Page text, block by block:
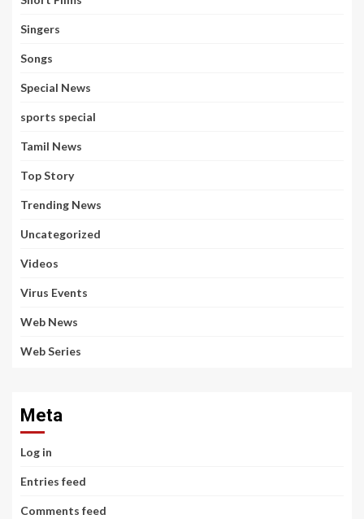
Singers
Songs
Special News
sports special
Tamil News
Top Story
Trending News
Uncategorized
Videos
Virus Events
Web News
Web Series
Meta
Log in
Entries feed
Comments feed